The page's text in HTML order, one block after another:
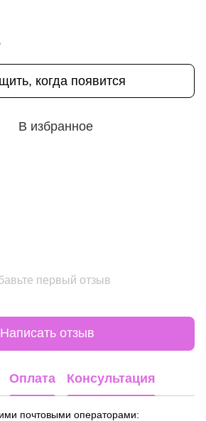
когда появится
В избранное
первый отзыв
Написать отзыв
Оплата Консультация
почтовыми операторами: